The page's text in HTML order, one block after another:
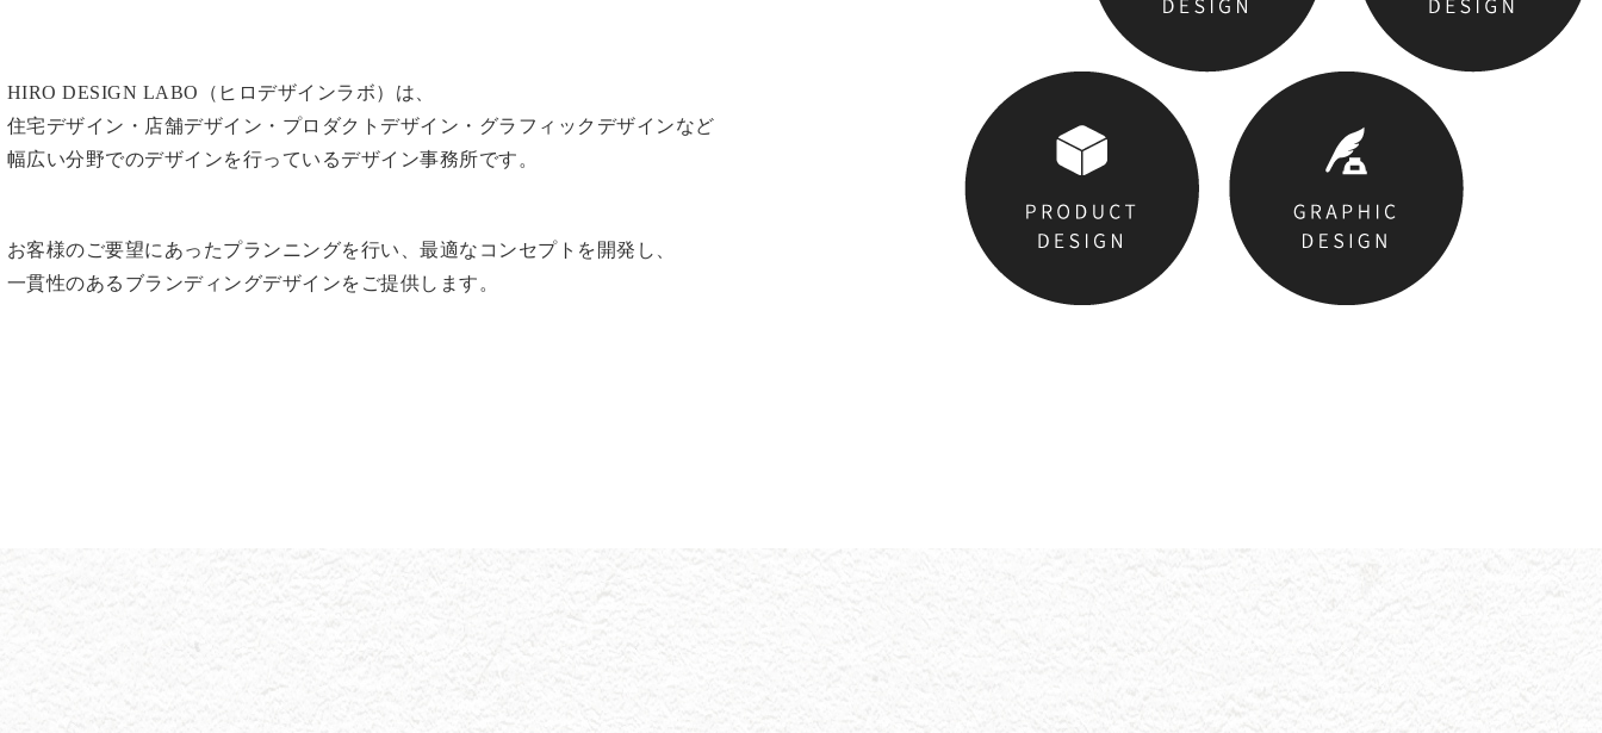
HIRO DESIGN LABO（ヒロデザインラボ）は、
住宅デザイン・店舗デザイン・プロダクトデザイン・グラフィックデザインなど
幅広い分野でのデザインを行っているデザイン事務所です。
お客様のご要望にあったプランニングを行い、最適なコンセプトを開発し、
一貫性のあるブランディングデザインをご提供します。